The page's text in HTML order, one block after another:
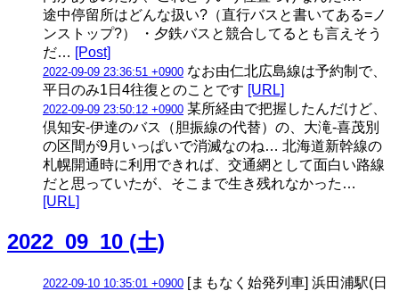
途中停留所はどんな扱い?（直行バスと書いてある=ノ
ンストップ?） ・夕鉄バスと競合してるとも言えそう
だ… [Post]
2022-09-09 23:36:51 +0900 なお由仁北広島線は予約制で、
平日のみ1日4往復とのことです [URL]
2022-09-09 23:50:12 +0900 某所経由で把握したんだけど、
倶知安-伊達のバス（胆振線の代替）の、大滝-喜茂別
の区間が9月いっぱいで消滅なのね… 北海道新幹線の
札幌開通時に利用できれば、交通網として面白い路線
だと思っていたが、そこまで生き残れなかった…
[URL]
2022_09_10 (土)
2022-09-10 10:35:01 +0900 [まもなく始発列車] 浜田浦駅(日